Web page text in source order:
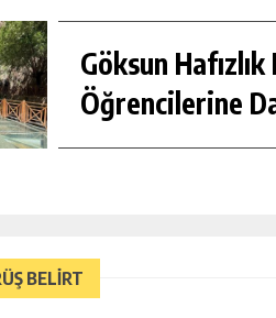
Göksun Hafızlık
Öğrencilerine
BELİRT
HABER AKIŞI